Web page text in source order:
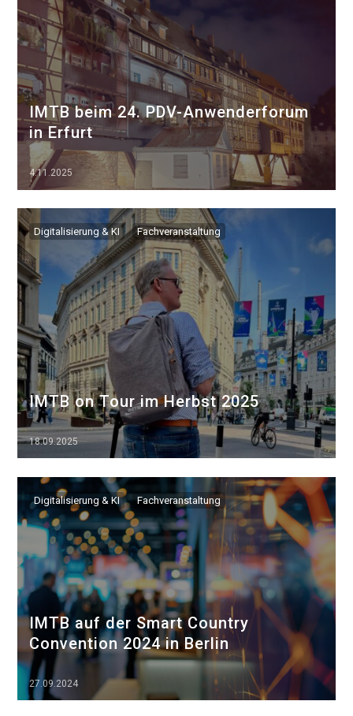
IMTB beim 24. PDV-Anwenderforum
in Erfurt
4.11.2025
Digitalisierung & KI Fachveranstaltung
IMTB on Tour im Herbst 2025
18.09.2025
▷▷▷
Digitalisierung & KI Fachveranstaltung
IMTB auf der Smart Country
Convention 2024 in Berlin
27.09.2024